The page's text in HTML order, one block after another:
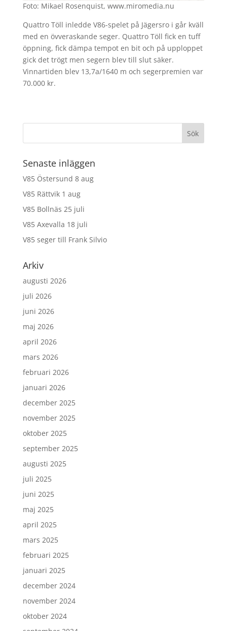
Foto: Mikael Rosenquist, www.miromedia.nu
Quattro Töll inledde V86-spelet på Jägersro i går kväll
med en övveraskande seger. Quattro Töll fick en tuff
öppning, fick dämpa tempot en bit och på upploppet
gick det trögt men segern blev till slut säker.
Vinnartiden blev 13,7a/1640 m och segerpremien var
70.000 kr.
Senaste inläggen
V85 Östersund 8 aug
V85 Rättvik 1 aug
V85 Bollnäs 25 juli
V85 Axevalla 18 juli
V85 seger till Frank Silvio
Arkiv
augusti 2026
juli 2026
juni 2026
maj 2026
april 2026
mars 2026
februari 2026
januari 2026
december 2025
november 2025
oktober 2025
september 2025
augusti 2025
juli 2025
juni 2025
maj 2025
april 2025
mars 2025
februari 2025
januari 2025
december 2024
november 2024
oktober 2024